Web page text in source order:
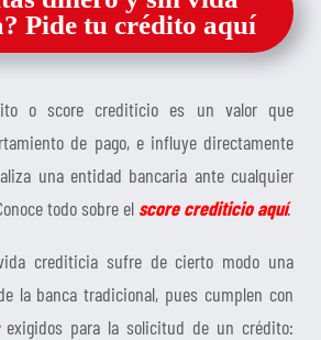
Pide tu crédito aquí
o score crediticio es un valor que
de pago, e influye directamente
una entidad bancaria ante cualquier
todo sobre el score crediticio aquí.
crediticia sufre de cierto modo una
la banca tradicional, pues cumplen con
exigidos para la solicitud de un crédito: